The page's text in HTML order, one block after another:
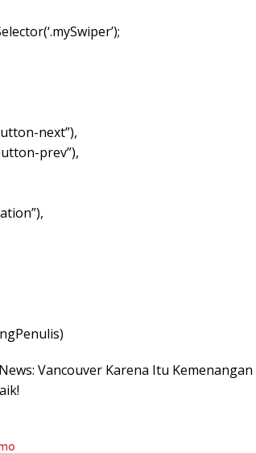
next”),
prev”),
Vancouver Karena Itu Kemenangan